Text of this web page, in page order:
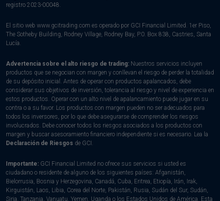
registro 2023-00048.
El sitio web www.gcitrading.com es operado por GCI Financial Limited. 1er Piso,
The Sotheby Building, Rodney Village, Rodney Bay, P.0. Box 838, Castries, Santa
Lucía.
Advertencia sobre el alto riesgo de trading: Nuestros servicios incluyen
productos que se negocian con margen y conllevan el riesgo de perder la totalidad
de su depósito inicial. Antes de operar con productos apalancados, debe
considerar sus objetivos de inversión, tolerancia al riesgo y nivel de experiencia en
estos productos. Operar con un alto nivel de apalancamiento puede jugar en su
contra o a su favor. Los productos con margen pueden no ser adecuados para
todos los inversores, por lo que debe asegurarse de comprender los riesgos
involucrados. Debe conocer todos los riesgos asociados a los productos con
margen y buscar asesoramiento financiero independiente si es necesario. Lea la
Declaración de Riesgos de GCI.
Importante: GCI Financial Limited no ofrece sus servicios si usted es
ciudadano o residente de alguno de los siguientes países: Afganistán,
Bielorrusia, Bosnia y Herzegovina, Canadá, Cuba, Eritrea, Etiopía, Irán, Irak,
Kirguistán, Laos, Libia, Corea del Norte, Pakistán, Rusia, Sudán del Sur, Sudán,
Siria, Tanzania, Vanuatu, Yemen, Uganda o los Estados Unidos de América. Esta